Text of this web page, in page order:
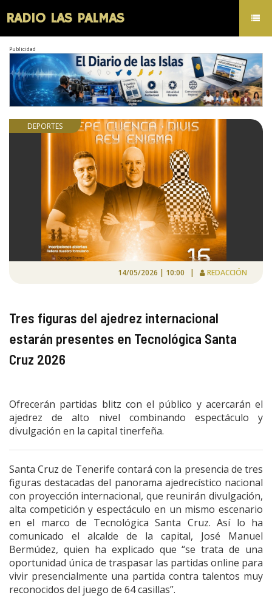
RADIO LAS PALMAS
Publicidad
DEPORTES
14/05/2026 | 10:00 | REDACCIÓN
Tres figuras del ajedrez internacional
estarán presentes en Tecnológica Santa
Cruz 2026
Ofrecerán partidas blitz con el público y acercarán el
ajedrez de alto nivel combinando espectáculo y
divulgación en la capital tinerfeña.
Santa Cruz de Tenerife contará con la presencia de tres
figuras destacadas del panorama ajedrecístico nacional
con proyección internacional, que reunirán divulgación,
alta competición y espectáculo en un mismo escenario
en el marco de Tecnológica Santa Cruz. Así lo ha
comunicado el alcalde de la capital, José Manuel
Bermúdez, quien ha explicado que “se trata de una
oportunidad única de traspasar las partidas online para
vivir presencialmente una partida contra talentos muy
reconocidos del juego de 64 casillas”.